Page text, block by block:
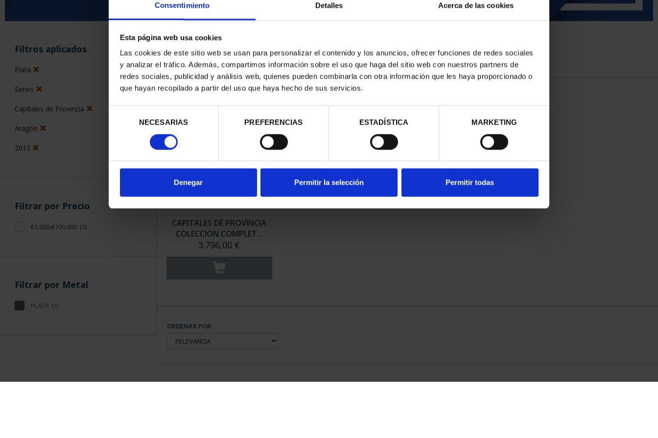
Consentimiento Detalles Acerca de las cookies
Esta página web usa cookies
Las cookies de este sitio web se usan para personalizar el contenido y los anuncios, ofrecer funciones de redes sociales
y analizar el tráfico. Además, compartimos información sobre el uso que haga del sitio web con nuestros partners de
redes sociales, publicidad y análisis web, quienes pueden combinarla con otra información que les haya proporcionado o
que hayan recopilado a partir del uso que haya hecho de sus servicios.
consentimiento
NECESARIAS PREFERENCIAS ESTADÍSTICA MARKETING
Denegar Permitir la selección Permitir todas
Filtros aplicados
Plata
Series
Capitales de Provincia
Aragón
2013
Filtrar por Precio
€1.000-€100.000 (1)
Filtrar por Metal
PLATA (1)
ORDENAR POR:
1 Productos encontrados
CAPITALES DE PROVINCIA
COLECCION COMPLET...
3.796,00 €
ORDENAR POR: